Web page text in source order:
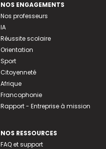
NOS ENGAGEMENTS
Nos professeurs
IA
Réussite scolaire
Orientation
Sport
Citoyenneté
Afrique
Francophonie
Rapport - Entreprise à mission
NOS RESSOURCES
FAQ et support